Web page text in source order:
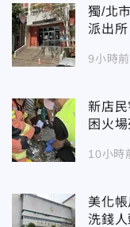
獨/北
派出所
9小時前
新店
困火
10小時
美化
洗錢人